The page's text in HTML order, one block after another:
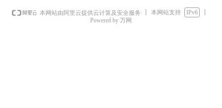
本网站由阿里云提供云计算及安全服务 本网站支持
IPv6
Powered by 万网